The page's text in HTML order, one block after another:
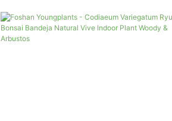
Arbustos
ajustando la tendencia de desarrollo de la
industria, integrando recursos superiores